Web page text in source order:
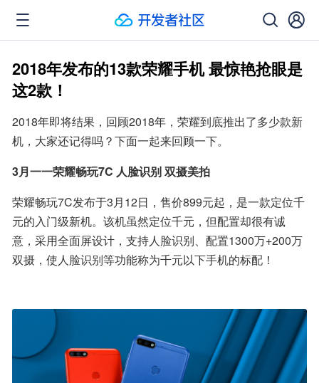
2018年发布的13款荣耀手机 最惊艳抢眼是
这2款！
2018年即将结果，回顾2018年，荣耀到底推出了多少款新
机，大家还记得吗？下面一起来回顾一下。
3月一一荣耀畅玩7C 人脸识别 双摄美拍
荣耀畅玩7C发布于3月12日，售价899元起，是一款定位千
元的入门级新机。该机虽然定位千元，但配置却很有诚
意，采用全面屏设计，支持人脸识别、配置1300万+200万
双摄，使人脸识别等功能称为千元以下手机的标配！